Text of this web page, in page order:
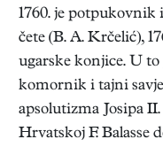
1760. je
čete (B. A. Krčelić),
ugarske konjice. U
komornik i tajni
apsolutizma Josipa
Hrvatskoj F. Balasse